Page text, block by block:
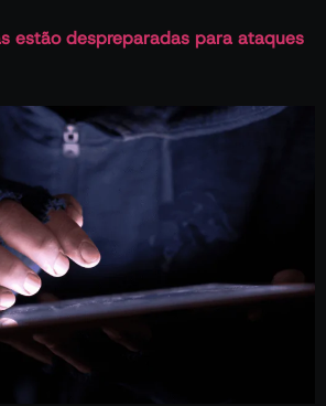
estão despreparadas para ataques